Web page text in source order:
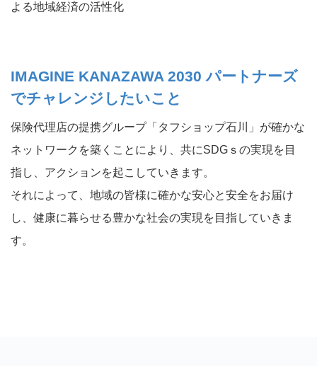
よる地域経済の活性化
IMAGINE KANAZAWA 2030 パートナーズ
でチャレンジしたいこと
保険代理店の提携グループ「タフショップ石川」が確かな
ネットワークを築くことにより、共にSDGｓの実現を目
指し、アクションを起こしていきます。
それによって、地域の皆様に確かな安心と安全をお届け
し、健康に暮らせる豊かな社会の実現を目指していきま
す。